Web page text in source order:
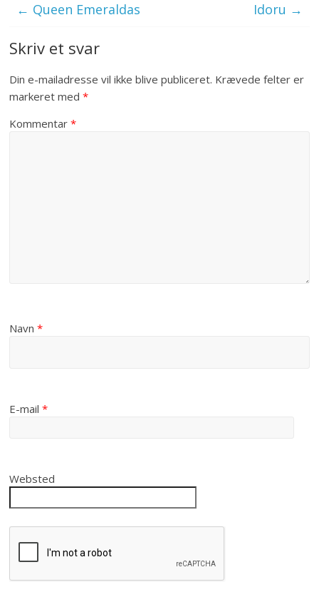
← Queen Emeraldas Idoru →
Skriv et svar
Din e-mailadresse vil ikke blive publiceret. Krævede felter er
markeret med*
Kommentar*
Navn*
E-mail*
Websted